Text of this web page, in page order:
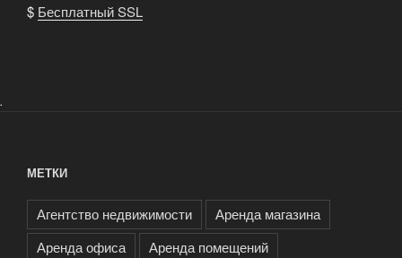
$ Бесплатный SSL
.
МЕТКИ
Агентство недвижимости
Аренда магазина
Аренда офиса
Аренда помещений